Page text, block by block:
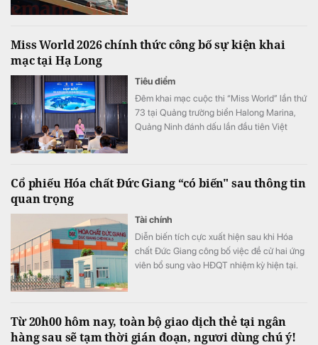
Miss World 2026 chính thức công bố sự kiện khai
mạc tại Hạ Long
Tiêu điểm
Đêm khai mạc cuộc thi “Miss World” lần thứ
73 tại Quảng trường biển Halong Marina,
Quảng Ninh đánh dấu lần đầu tiên Việt
cơ hội để tỉnh Quảng Ninh giới thiệu đến
hiện đại và năng động, một điểm đến di sản
giàu bản sắc văn hóa.
Cổ phiếu Hóa chất Đức Giang “có biến" sau thông tin
quan trọng
Tài chính
Diễn biến tích cực xuất hiện sau khi Hóa
chất Đức Giang công bố việc đề cử hai ứng
viên bổ sung vào HĐQT nhiệm kỳ hiện tại.
Từ 20h00 hôm nay, toàn bộ giao dịch thẻ tại ngân
hàng sau sẽ tạm thời gián đoạn, ngươi dùng chú ý!